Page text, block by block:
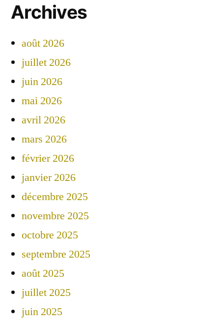
Archives
août 2026
juillet 2026
juin 2026
mai 2026
avril 2026
mars 2026
février 2026
janvier 2026
décembre 2025
novembre 2025
octobre 2025
septembre 2025
août 2025
juillet 2025
juin 2025